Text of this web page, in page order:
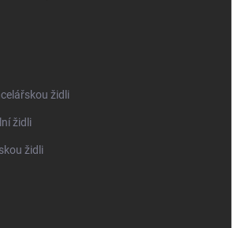
židli
židli
židli